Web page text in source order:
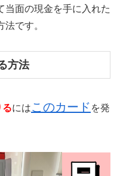
当面の現金を手に入れた
です。
方法
るにはこのカード を発